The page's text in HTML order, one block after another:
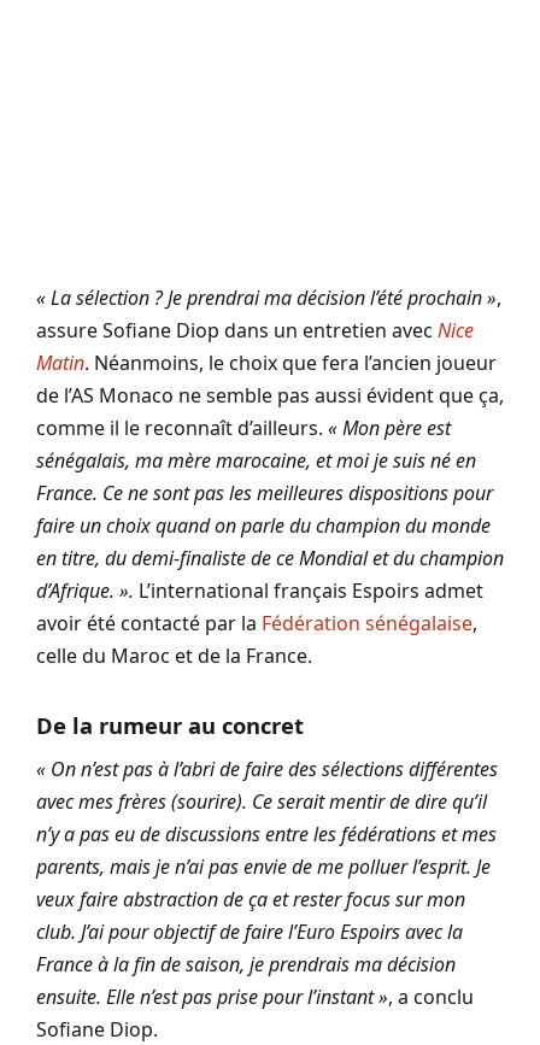
« La sélection ? Je prendrai ma décision l’été prochain »,
assure Sofiane Diop dans un entretien avec Nice
Matin. Néanmoins, le choix que fera l’ancien joueur
de l’AS Monaco ne semble pas aussi évident que ça,
comme il le reconnaît d’ailleurs. « Mon père est
sénégalais, ma mère marocaine, et moi je suis né en
France. Ce ne sont pas les meilleures dispositions pour
faire un choix quand on parle du champion du monde
en titre, du demi-finaliste de ce Mondial et du champion
d’Afrique. ». L’international français Espoirs admet
avoir été contacté par la Fédération sénégalaise,
celle du Maroc et de la France.
De la rumeur au concret
« On n’est pas à l’abri de faire des sélections différentes
avec mes frères (sourire). Ce serait mentir de dire qu’il
n’y a pas eu de discussions entre les fédérations et mes
parents, mais je n’ai pas envie de me polluer l’esprit. Je
veux faire abstraction de ça et rester focus sur mon
club. J’ai pour objectif de faire l’Euro Espoirs avec la
France à la fin de saison, je prendrais ma décision
ensuite. Elle n’est pas prise pour l’instant », a conclu
Sofiane Diop.